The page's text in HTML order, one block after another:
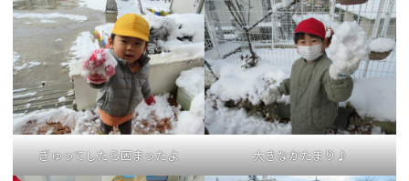
ぎゅってしたら固まったよ 大きなかたまり♪